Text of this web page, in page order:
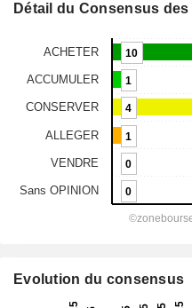
Détail du Consensus
Evolution du consensus